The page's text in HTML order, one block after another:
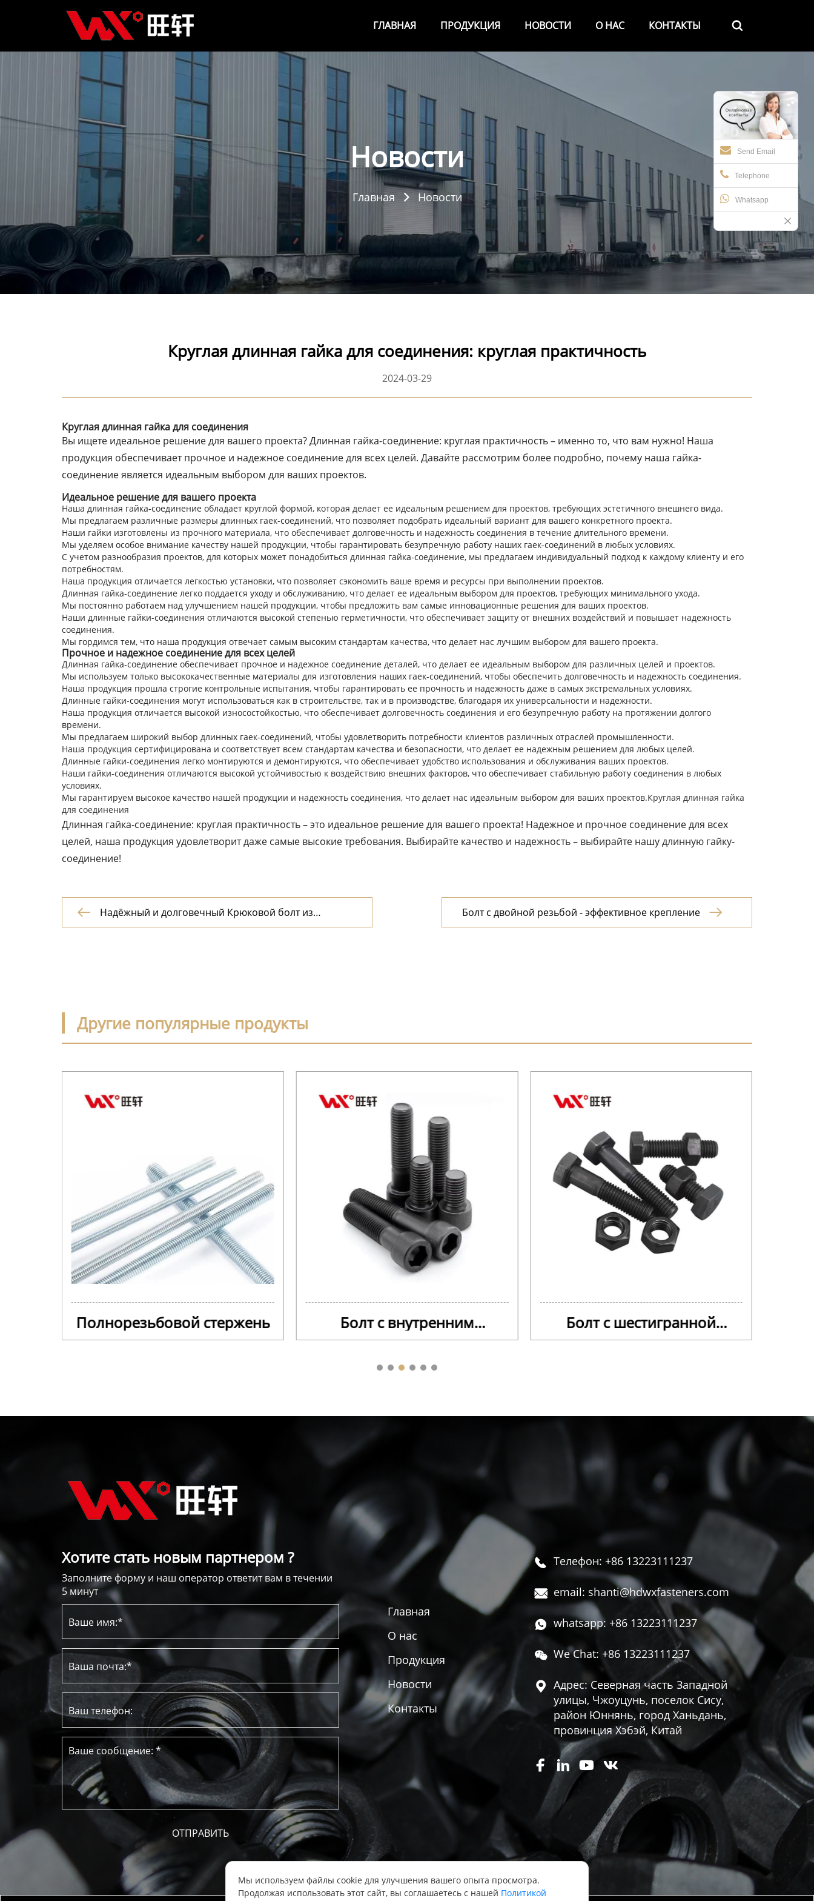
ГЛАВНАЯ ПРОДУКЦИЯ НОВОСТИ О НАС КОНТАКТЫ 
Send Email
Telephone
Whatsapp
Новости
Главная  Новости
Круглая длинная гайка для соединения: круглая практичность
2024-03-29
Круглая длинная гайка для соединения
Вы ищете идеальное решение для вашего проекта? Длинная гайка-соединение: круглая практичность – именно то, что вам нужно! Наша
продукция обеспечивает прочное и надежное соединение для всех целей. Давайте рассмотрим более подробно, почему наша гайка-
соединение является идеальным выбором для ваших проектов.
Идеальное решение для вашего проекта
Наша длинная гайка-соединение обладает круглой формой, которая делает ее идеальным решением для проектов, требующих эстетичного внешнего вида.
Мы предлагаем различные размеры длинных гаек-соединений, что позволяет подобрать идеальный вариант для вашего конкретного проекта.
Наши гайки изготовлены из прочного материала, что обеспечивает долговечность и надежность соединения в течение длительного времени.
Мы уделяем особое внимание качеству нашей продукции, чтобы гарантировать безупречную работу наших гаек-соединений в любых условиях.
С учетом разнообразия проектов, для которых может понадобиться длинная гайка-соединение, мы предлагаем индивидуальный подход к каждому клиенту и его
потребностям.
Наша продукция отличается легкостью установки, что позволяет сэкономить ваше время и ресурсы при выполнении проектов.
Длинная гайка-соединение легко поддается уходу и обслуживанию, что делает ее идеальным выбором для проектов, требующих минимального ухода.
Мы постоянно работаем над улучшением нашей продукции, чтобы предложить вам самые инновационные решения для ваших проектов.
Наши длинные гайки-соединения отличаются высокой степенью герметичности, что обеспечивает защиту от внешних воздействий и повышает надежность
соединения.
Мы гордимся тем, что наша продукция отвечает самым высоким стандартам качества, что делает нас лучшим выбором для вашего проекта.
Прочное и надежное соединение для всех целей
Длинная гайка-соединение обеспечивает прочное и надежное соединение деталей, что делает ее идеальным выбором для различных целей и проектов.
Мы используем только высококачественные материалы для изготовления наших гаек-соединений, чтобы обеспечить долговечность и надежность соединения.
Наша продукция прошла строгие контрольные испытания, чтобы гарантировать ее прочность и надежность даже в самых экстремальных условиях.
Длинные гайки-соединения могут использоваться как в строительстве, так и в производстве, благодаря их универсальности и надежности.
Наша продукция отличается высокой износостойкостью, что обеспечивает долговечность соединения и его безупречную работу на протяжении долгого
времени.
Мы предлагаем широкий выбор длинных гаек-соединений, чтобы удовлетворить потребности клиентов различных отраслей промышленности.
Наша продукция сертифицирована и соответствует всем стандартам качества и безопасности, что делает ее надежным решением для любых целей.
Длинные гайки-соединения легко монтируются и демонтируются, что обеспечивает удобство использования и обслуживания ваших проектов.
Наши гайки-соединения отличаются высокой устойчивостью к воздействию внешних факторов, что обеспечивает стабильную работу соединения в любых
условиях.
Мы гарантируем высокое качество нашей продукции и надежность соединения, что делает нас идеальным выбором для ваших проектов.Круглая длинная гайка
для соединения
Длинная гайка-соединение: круглая практичность – это идеальное решение для вашего проекта! Надежное и прочное соединение для всех
целей, наша продукция удовлетворит даже самые высокие требования. Выбирайте качество и надежность – выбирайте нашу длинную гайку-
соединение!

Надёжный и долговечный Крюковой болт из
нержавеющей стали
Болт с двойной резьбой - эффективное крепление 
Другие популярные продукты
Полнорезьбовой стержень Болт с внутренним
шестигранником
Болт с шестигранной
головкой
Хотите стать новым партнером ?
Заполните форму и наш оператор ответит вам в течении
5 минут
Главная
О нас
Продукция
Новости
Контакты
 Телефон: +86 13223111237
 email: shanti@hdwxfasteners.com
 whatsapp: +86 13223111237
 We Chat: +86 13223111237
 Адрес: Северная часть Западной
улицы, Чжоуцунь, поселок Сису,
район Юннянь, город Ханьдань,
провинция Хэбэй, Китай
   
Мы используем файлы cookie для улучшения вашего опыта просмотра.
Продолжая использовать этот сайт, вы соглашаетесь с нашей Политикой